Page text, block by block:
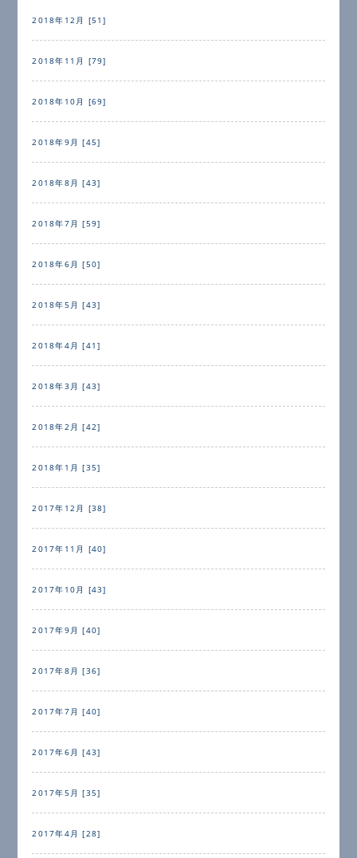
2018年12月 [51]
2018年11月 [79]
2018年10月 [69]
2018年9月 [45]
2018年8月 [43]
2018年7月 [59]
2018年6月 [50]
2018年5月 [43]
2018年4月 [41]
2018年3月 [43]
2018年2月 [42]
2018年1月 [35]
2017年12月 [38]
2017年11月 [40]
2017年10月 [43]
2017年9月 [40]
2017年8月 [36]
2017年7月 [40]
2017年6月 [43]
2017年5月 [35]
2017年4月 [28]